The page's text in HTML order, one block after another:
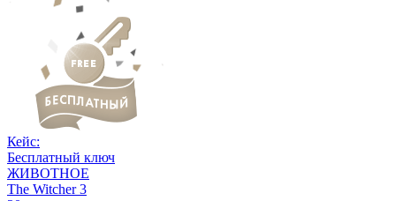
Кейс:
Бесплатный ключ
ЖИВОТНОЕ
The Witcher 3